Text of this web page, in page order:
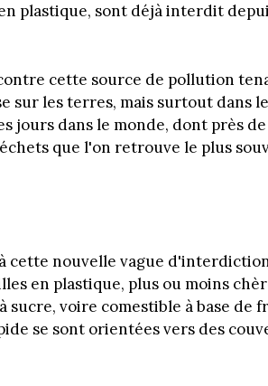
plastique, sont déjà interdit
cette source de pollution
les terres, mais surtout dans
jours dans le monde, dont près de
que l'on retrouve le plus
cette nouvelle vague
en plastique, plus ou moins
sucre, voire comestible à base de
se sont orientées vers des